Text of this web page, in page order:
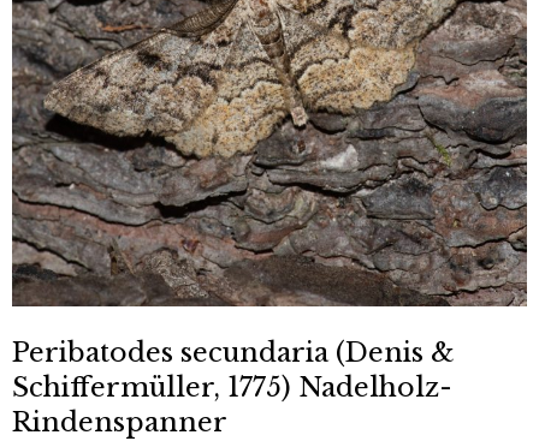
Peribatodes secundaria (Denis &
Schiffermüller, 1775) Nadelholz-
Rindenspanner